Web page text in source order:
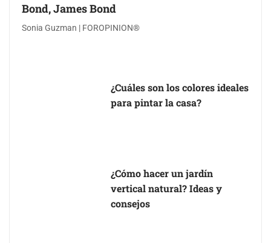
Bond, James Bond
Sonia Guzman | FOROPINION®
¿Cuáles son los colores ideales
para pintar la casa?
¿Cómo hacer un jardín
vertical natural? Ideas y
consejos